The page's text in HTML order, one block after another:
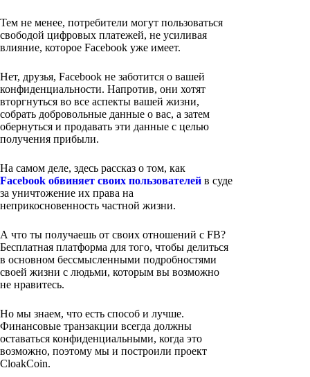
Тем не менее, потребители могут пользоваться
свободой цифровых платежей, не усиливая
влияние, которое Facebook уже имеет.
Нет, друзья, Facebook не заботится о вашей
конфиденциальности. Напротив, они хотят
вторгнуться во все аспекты вашей жизни,
собрать добровольные данные о вас, а затем
обернуться и продавать эти данные с целью
получения прибыли.
На самом деле, здесь рассказ о том, как
Facebook обвиняет своих пользователей в суде
за уничтожение их права на
неприкосновенность частной жизни.
А что ты получаешь от своих отношений с FB?
Бесплатная платформа для того, чтобы делиться
в основном бессмысленными подробностями
своей жизни с людьми, которым вы возможно
не нравитесь.
Но мы знаем, что есть способ и лучше.
Финансовые транзакции всегда должны
оставаться конфиденциальными, когда это
возможно, поэтому мы и построили проект
CloakCoin.